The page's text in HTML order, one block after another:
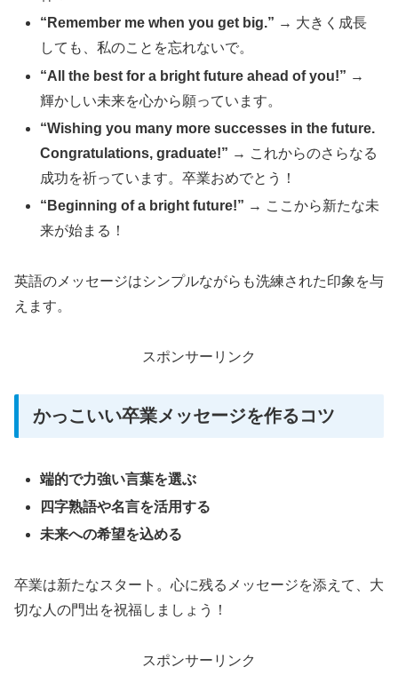
“Remember me when you get big.” → 大きく成長
しても、私のことを忘れないで。
“All the best for a bright future ahead of you!” →
輝かしい未来を心から願っています。
“Wishing you many more successes in the future.
Congratulations, graduate!” → これからのさらなる
成功を祈っています。卒業おめでとう！
“Beginning of a bright future!” → ここから新たな未
来が始まる！
英語のメッセージはシンプルながらも洗練された印象を与
えます。
スポンサーリンク
かっこいい卒業メッセージを作るコツ
端的で力強い言葉を選ぶ
四字熟語や名言を活用する
未来への希望を込める
卒業は新たなスタート。心に残るメッセージを添えて、大
切な人の門出を祝福しましょう！
スポンサーリンク